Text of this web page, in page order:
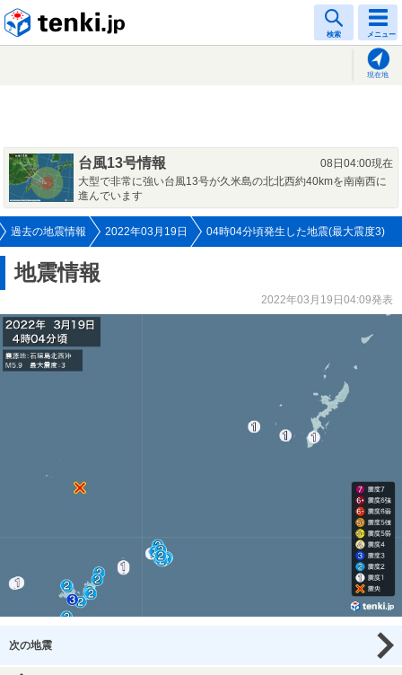
検索 メニュー
現在地
台風13号情報
08日04:00現在
大型で非常に強い台風13号が久米島の北北西約40kmを南南西に
進んでいます
過去の地震情報 2022年03月19日 04時04分頃発生した地震(最大震度3)
地震情報
2022年03月19日04:09発表
次の地震